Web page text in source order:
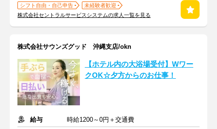
シフト自由・自己申告
未経験者歓迎
株式会社セントラルサービスシステムの求人一覧を見る
株式会社サウンズグッド 沖縄支店/okn
【ホテル内の大浴場受付】Wワー
クOK☆夕方からのお仕事！
給与
時給1200～0円＋交通費